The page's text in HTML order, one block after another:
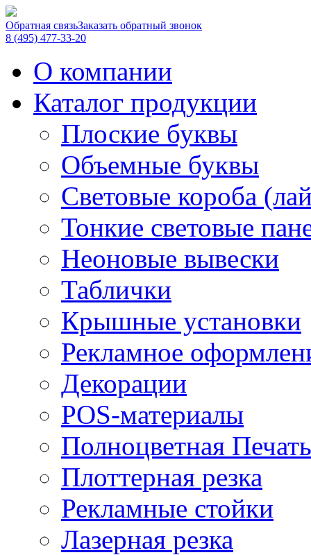
Обратная связьЗаказать обратный звонок
8 (495) 477-33-20
О компании
Каталог продукции
Плоские буквы
Объемные буквы
Световые короба
Тонкие световые
Неоновые вывески
Таблички
Крышные установки
Рекламное
Декорации
POS-материалы
Полноцветная Печать
Плоттерная резка
Рекламные стойки
Лазерная резка